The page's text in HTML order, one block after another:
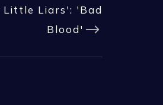
Liars': 'Bad
Blood'